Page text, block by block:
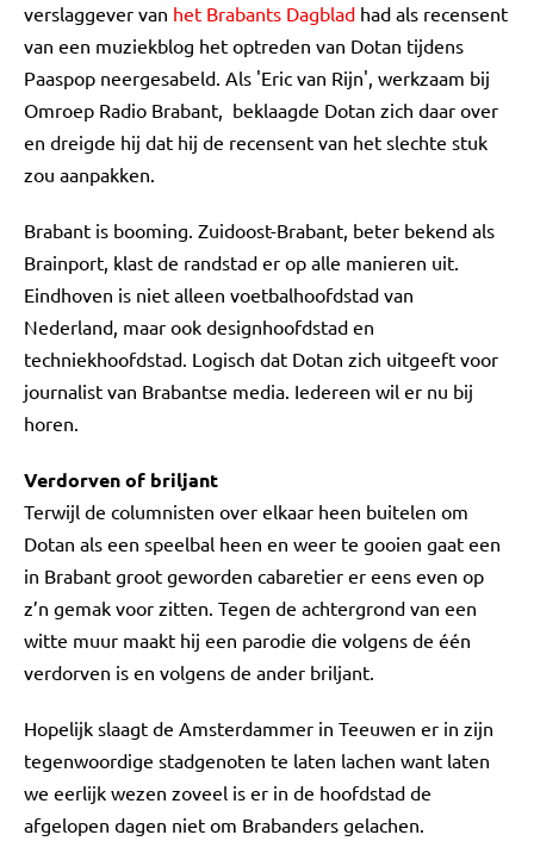
verslaggever van het Brabants Dagblad had als recensent
van een muziekblog het optreden van Dotan tijdens
Paaspop neergesabeld. Als 'Eric van Rijn', werkzaam bij
Omroep Radio Brabant, beklaagde Dotan zich daar over
en dreigde hij dat hij de recensent van het slechte stuk
zou aanpakken.
Brabant is booming. Zuidoost-Brabant, beter bekend als
Brainport, klast de randstad er op alle manieren uit.
Eindhoven is niet alleen voetbalhoofdstad van
Nederland, maar ook designhoofdstad en
techniekhoofdstad. Logisch dat Dotan zich uitgeeft voor
journalist van Brabantse media. Iedereen wil er nu bij
horen.
Verdorven of briljant
Terwijl de columnisten over elkaar heen buitelen om
Dotan als een speelbal heen en weer te gooien gaat een
in Brabant groot geworden cabaretier er eens even op
z’n gemak voor zitten. Tegen de achtergrond van een
witte muur maakt hij een parodie die volgens de één
verdorven is en volgens de ander briljant.
Hopelijk slaagt de Amsterdammer in Teeuwen er in zijn
tegenwoordige stadgenoten te laten lachen want laten
we eerlijk wezen zoveel is er in de hoofdstad de
afgelopen dagen niet om Brabanders gelachen.